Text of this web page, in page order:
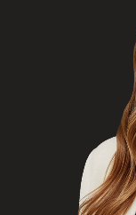
S’abonner aux